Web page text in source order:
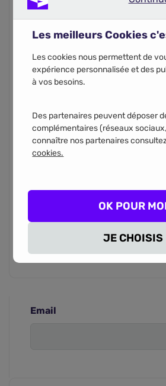
Vous recevrez votre recapitulatif de
email. En renseignant votre numéro
acceptez d'être appelé par les
Email
Les meilleurs Cookies
Les cookies nous permettent de
expérience personnalisée et des
à vos besoins.
Des partenaires peuvent déposer
complémentaires (réseaux
connaître nos partenaires
cookies.
JE CHOISIS
OK POUR